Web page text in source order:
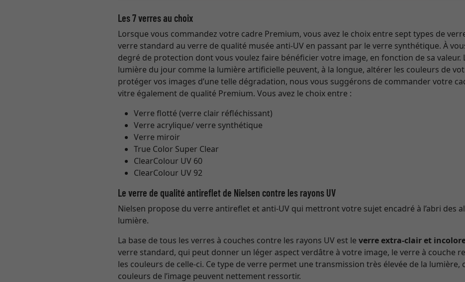
Les 7 verres au choix
Lorsque vous commandez votre cadre Premium, vous avez le choix entre sept types de
verre standard au verre de qualité musée anti-UV en passant par le verre synthétique. À
degré de protection dont vous voulez faire bénéficier votre image, en fonction de sa valeur.
lumière du jour comme la lumière artificielle peuvent, à la longue, altérer les couleurs de
protéger vos images d’une telle dégradation, nous vous suggérons de commander votre
vitre également de qualité Premium. Vous avez le choix entre :
Verre flotté (verre clair réfléchissant)
Verre acrylique/ verre synthétique
Verre miroir
True Color Super Clear
ClearColour UV 60
ClearColour UV 92
Le verre de qualité antireflet de Nielsen contre les rayons UV
Nielsen propose du verre antireflet et anti-UV qui mettront votre sujet encadré à l’abri des
lumière.
La base de tous les verres à couches contre les rayons UV est leverre extra-clair et
verre standard, qui peut donner un léger aspect verdâtre à votre image, le verre à couche
les couleurs de celle-ci. Ce type de verre permet une transmission très élevée de la lumière,
couleurs de l’image peuvent nettement ressortir.